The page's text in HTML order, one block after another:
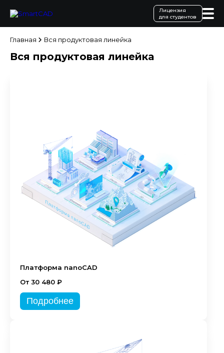
Лицензия
для студентов
Главная Вся продуктовая линейка
Вся продуктовая линейка
Платформа nanoCAD
От 30 480 ₽
Подробнее